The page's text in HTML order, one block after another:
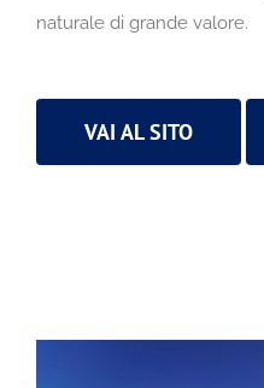
naturale di grande valore.
VAI AL SITO